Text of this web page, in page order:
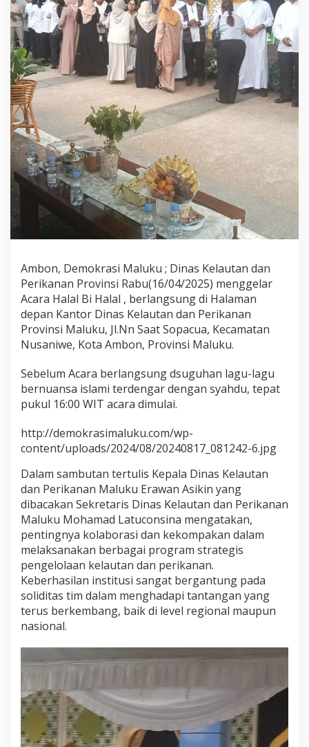
n
a
n
n
s
i
M
a
l
u
k
u
G
e
r
H
a
l
a
l
B
H
a
l
a
Ambon, Demokrasi Maluku ; Dinas Kelautan dan
Perikanan Provinsi Rabu(16/04/2025) menggelar
Acara Halal Bi Halal , berlangsung di Halaman
depan Kantor Dinas Kelautan dan Perikanan
Provinsi Maluku, Jl.Nn Saat Sopacua, Kecamatan
Nusaniwe, Kota Ambon, Provinsi Maluku.
Sebelum Acara berlangsung dsuguhan lagu-lagu
bernuansa islami terdengar dengan syahdu, tepat
pukul 16:00 WIT acara dimulai.
http://demokrasimaluku.com/wp-
content/uploads/2024/08/20240817_081242-6.jpg
Dalam sambutan tertulis Kepala Dinas Kelautan
dan Perikanan Maluku Erawan Asikin yang
dibacakan Sekretaris Dinas Kelautan dan Perikanan
Maluku Mohamad Latuconsina mengatakan,
pentingnya kolaborasi dan kekompakan dalam
melaksanakan berbagai program strategis
pengelolaan kelautan dan perikanan.
Keberhasilan institusi sangat bergantung pada
soliditas tim dalam menghadapi tantangan yang
terus berkembang, baik di level regional maupun
nasional.